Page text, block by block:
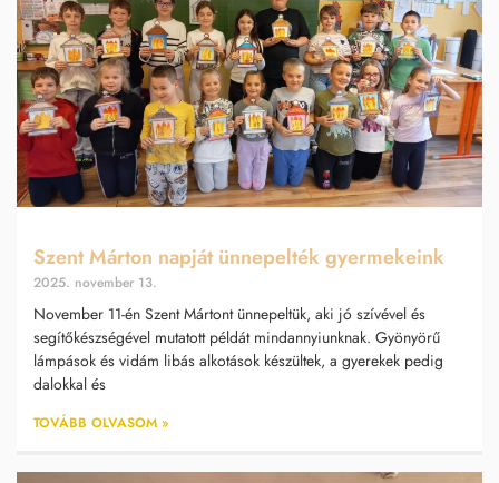
Szent Márton napját ünnepelték gyermekeink
2025. november 13.
November 11-én Szent Mártont ünnepeltük, aki jó szívével és
segítőkészségével mutatott példát mindannyiunknak. Gyönyörű
lámpások és vidám libás alkotások készültek, a gyerekek pedig
dalokkal és
TOVÁBB OLVASOM »